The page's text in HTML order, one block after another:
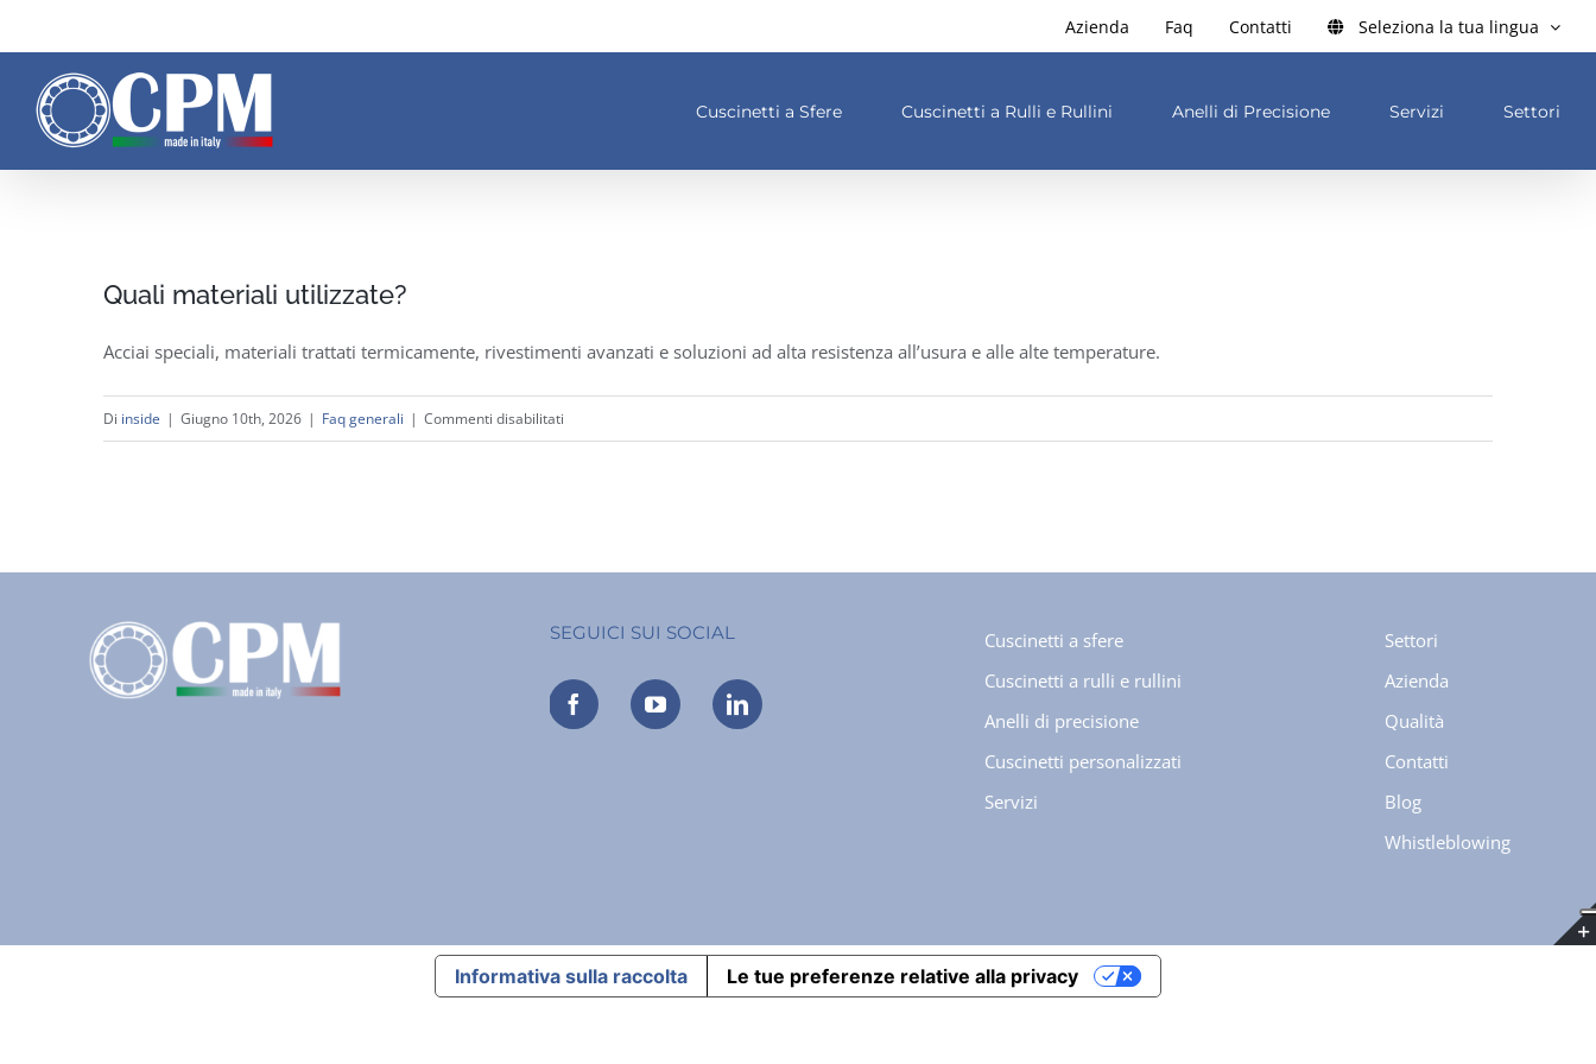
al
contenuto
Azienda Faq Contatti Seleziona la tua lingua
Cuscinetti a Sfere Cuscinetti a Rulli e Rullini Anelli di Precisione Servizi Settori
Quali materiali utilizzate?
Acciai speciali, materiali trattati termicamente, rivestimenti avanzati e soluzioni ad alta resistenza all’usura e alle alte temperature.
Di inside | Giugno 10th, 2026 | Faq generali | Commenti disabilitati
SEGUICI SUI SOCIAL
Cuscinetti a sfere
Cuscinetti a rulli e rullini
Anelli di precisione
Cuscinetti personalizzati
Servizi
Settori
Azienda
Qualità
Contatti
Blog
Whistleblowing
Informativa sulla raccolta Le tue preferenze relative alla privacy